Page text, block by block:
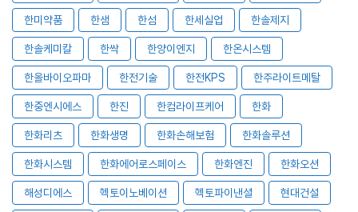
한미약품 한샘 한섬 한세실업 한솔제지
한솔케미칼 한싹 한양이엔지 한온시스템
한올바이오파마 한전기술 한전KPS 한주라이트메탈
한중엔시에스 한진 한컴라이프케어 한화
한화리츠 한화생명 한화손해보험 한화솔루션
한화시스템 한화에어로스페이스 한화엔진 한화오션
해성디에스 헥토이노베이션 헥토파이낸셜 현대건설